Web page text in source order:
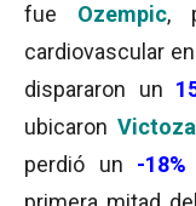
fue Ozempic,
cardiovascular
dispararon un
ubicaron Victoza
perdió un -18%